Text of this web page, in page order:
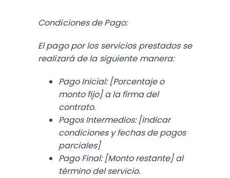
Condiciones de Pago:
El pago por los servicios prestados se
realizará de la siguiente manera:
Pago Inicial: [Porcentaje o
monto fijo] a la firma del
contrato.
Pagos Intermedios: [Indicar
condiciones y fechas de pagos
parciales]
Pago Final: [Monto restante] al
término del servicio.